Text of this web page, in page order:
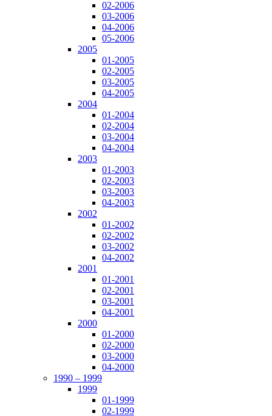
02-2006
03-2006
04-2006
05-2006
2005
01-2005
02-2005
03-2005
04-2005
2004
01-2004
02-2004
03-2004
04-2004
2003
01-2003
02-2003
03-2003
04-2003
2002
01-2002
02-2002
03-2002
04-2002
2001
01-2001
02-2001
03-2001
04-2001
2000
01-2000
02-2000
03-2000
04-2000
1990 – 1999
1999
01-1999
02-1999